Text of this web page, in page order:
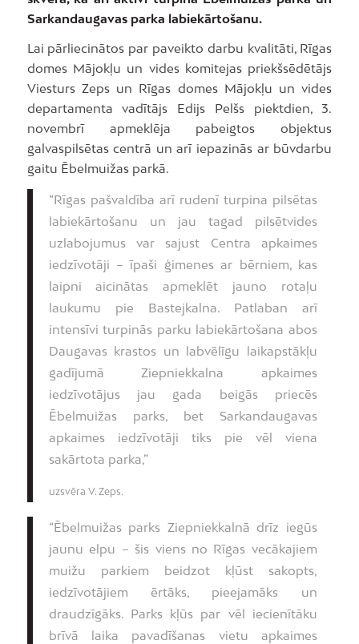
Sarkandaugavas parka labiekārtošanu.
Lai pārliecinātos par paveikto darbu kvalitāti, Rīgas
domes Mājokļu un vides komitejas priekšsēdētājs
Viesturs Zeps un Rīgas domes Mājokļu un vides
departamenta vadītājs Edijs Pelšs piektdien, 3.
novembrī apmeklēja pabeigtos objektus
galvaspilsētas centrā un arī iepazinās ar būvdarbu
gaitu Ēbelmuižas parkā.
“Rīgas pašvaldība arī rudenī turpina pilsētas
labiekārtošanu un jau tagad pilsētvides
uzlabojumus var sajust Centra apkaimes
iedzīvotāji – īpaši ģimenes ar bērniem, kas
laipni aicinātas apmeklēt jauno rotaļu
laukumu pie Bastejkalna. Patlaban arī
intensīvi turpinās parku labiekārtošana abos
Daugavas krastos un labvēlīgu laikapstākļu
gadījumā Ziepniekkalna apkaimes
iedzīvotājus jau gada beigās priecēs
Ēbelmuižas parks, bet Sarkandaugavas
apkaimes iedzīvotāji tiks pie vēl viena
sakārtota parka,”
uzsvēra V. Zeps.
“Ēbelmuižas parks Ziepniekkalnā drīz iegūs
jaunu elpu – šis viens no Rīgas vecākajiem
muižu parkiem beidzot kļūst sakopts,
iedzīvotājiem ērtāks, pieejamāks un
draudzīgāks. Parks kļūs par vēl iecienītāku
brīvā laika pavadīšanas vietu apkaimes